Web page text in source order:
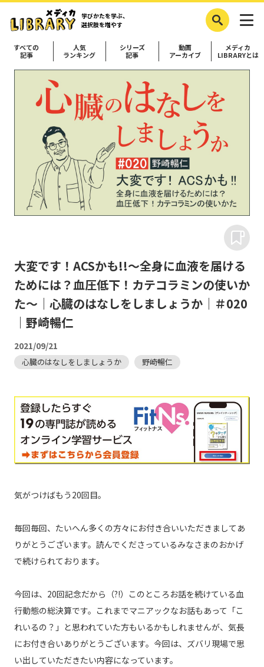
学びかたを学ぶ、
選択肢を増やす
すべての
記事
人気
ランキング
シリーズ
記事
動画
アーカイブ
メディカ
LIBRARYとは
大変です！ACSかも!!～全身に血液を届ける
ためには？血圧低下！カテコラミンの使いか
た～｜心臓のはなしをしましょうか｜＃020
｜野崎暢仁
2021/09/21
心臓のはなしをしましょうか 野崎暢仁
気がつけばもう20回目。
毎回毎回、たいへん多くの方々にお付き合いいただきましてあ
りがとうございます。読んでくださっているみなさまのおかげ
で続けられております。
今回は、20回記念だから（?!）このところお話を続けている血
行動態の総決算です。これまでマニアックなお話もあって「こ
れいるの？」と思われていた方もいるかもしれませんが、気長
にお付き合いありがとうございます。今回は、ズバリ現場で思
い出していただきたい内容になっています。